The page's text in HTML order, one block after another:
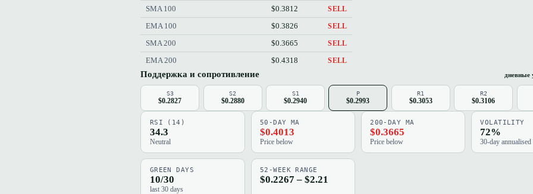
SMA 100 $0.3812 SELL
EMA 100 $0.3826 SELL
SMA 200 $0.3665 SELL
EMA 200 $0.4318 SELL
Поддержка и сопротивление дневные
S3
$0.2827
S2
$0.2880
S1
$0.2940
P
$0.2993
R1
$0.3053
R2
$0.3106
RSI (14)
34.3
Neutral
50-DAY MA
$0.4013
Price below
200-DAY MA
$0.3665
Price below
VOLATILITY
72%
30-day annualised
GREEN DAYS
10/30
last 30 days
52-WEEK RANGE
$0.2267 – $2.21